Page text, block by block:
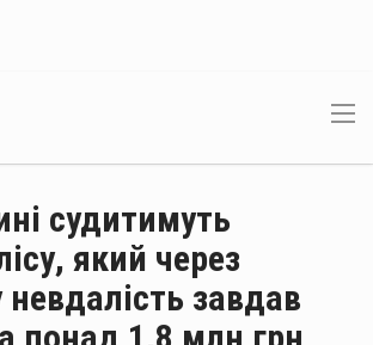
судитимуть
який через
завдав